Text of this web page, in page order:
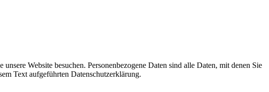
Website besuchen. Personenbezogene Daten sind alle Daten, mit denen Sie
Text aufgeführten Datenschutzerklärung.